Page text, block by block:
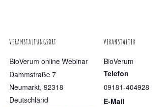
VERANSTALTUNGSORT
BioVerum online Webinar
Dammstraße 7
Neumarkt, 92318
Deutschland
VERANSTALTER
BioVerum
Telefon
09181-404928
E-Mail